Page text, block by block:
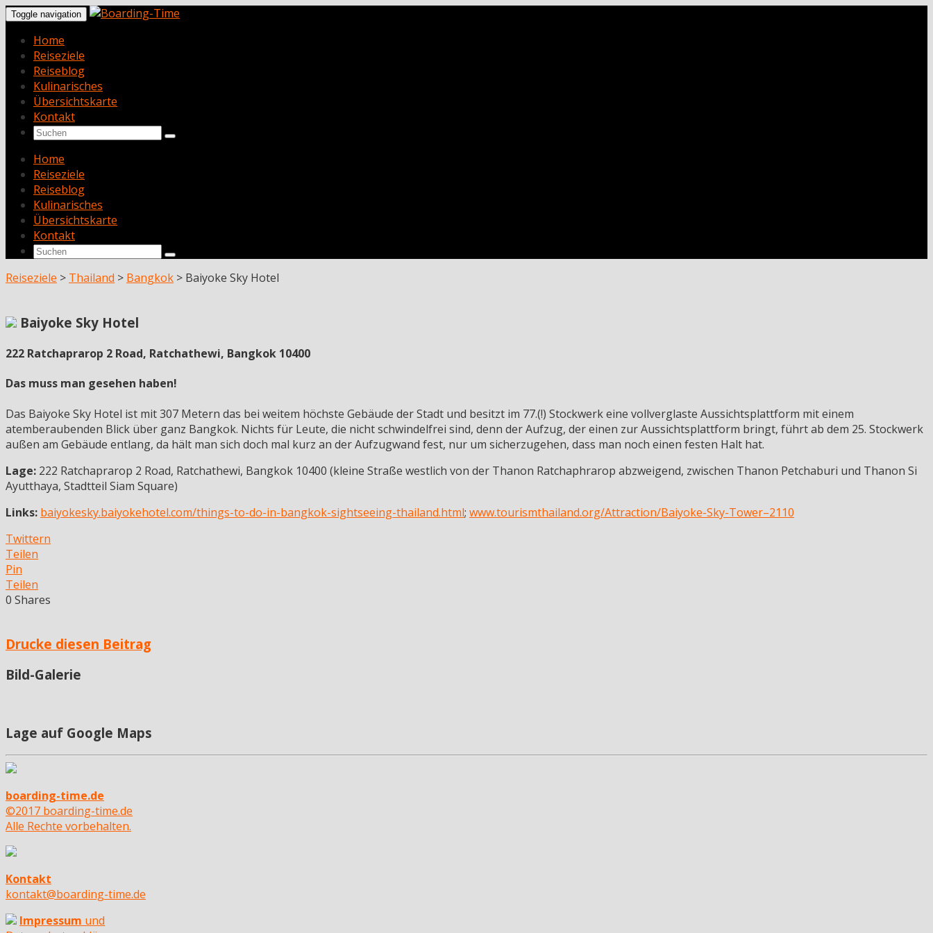
Toggle navigation
Home
Reiseziele
Reiseblog
Kulinarisches
Übersichtskarte
Kontakt
Home
Reiseziele
Reiseblog
Kulinarisches
Übersichtskarte
Kontakt
Reiseziele > Thailand > Bangkok > Baiyoke Sky Hotel
Baiyoke Sky Hotel
222 Ratchaprarop 2 Road, Ratchathewi, Bangkok 10400
Das muss man gesehen haben!
Das Baiyoke Sky Hotel ist mit 307 Metern das bei weitem höchste Gebäude der Stadt und besitzt im 77.(!) Stockwerk eine vollverglaste Aussichtsplattform mit einem
atemberaubenden Blick über ganz Bangkok. Nichts für Leute, die nicht schwindelfrei sind, denn der Aufzug, der einen zur Aussichtsplattform bringt, führt ab dem 25. Stockwerk
außen am Gebäude entlang, da hält man sich doch mal kurz an der Aufzugwand fest, nur um sicherzugehen, dass man noch einen festen Halt hat.
Lage: 222 Ratchaprarop 2 Road, Ratchathewi, Bangkok 10400 (kleine Straße westlich von der Thanon Ratchaphrarop abzweigend, zwischen Thanon Petchaburi und Thanon Si
Ayutthaya, Stadtteil Siam Square)
Links: baiyokesky.baiyokehotel.com/things-to-do-in-bangkok-sightseeing-thailand.html; www.tourismthailand.org/Attraction/Baiyoke-Sky-Tower–2110
Twittern
Teilen
Pin
Teilen
0 Shares
Drucke diesen Beitrag
Bild-Galerie
Lage auf Google Maps
boarding-time.de
©2017 boarding-time.de
Alle Rechte vorbehalten.
Kontakt
kontakt@boarding-time.de
Impressum und